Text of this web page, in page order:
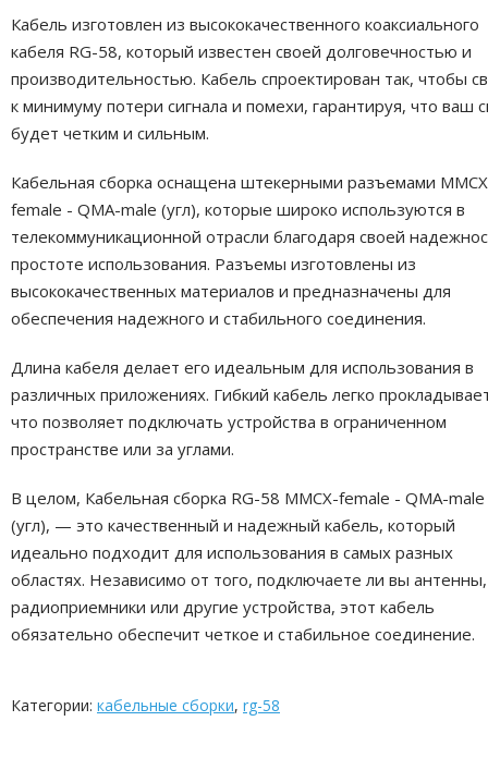
Кабель изготовлен из высококачественного коаксиального
кабеля RG-58, который известен своей долговечностью и
производительностью. Кабель спроектирован так, чтобы
к минимуму потери сигнала и помехи, гарантируя, что ваш
будет четким и сильным.
Кабельная сборка оснащена штекерными разъемами
female - QMA-male (угл), которые широко используются в
телекоммуникационной отрасли благодаря своей
простоте использования. Разъемы изготовлены из
высококачественных материалов и предназначены для
обеспечения надежного и стабильного соединения.
Длина кабеля делает его идеальным для использования в
различных приложениях. Гибкий кабель легко
что позволяет подключать устройства в ограниченном
пространстве или за углами.
В целом, Кабельная сборка RG-58 MMCX-female - QMA-male
(угл), — это качественный и надежный кабель, который
идеально подходит для использования в самых разных
областях. Независимо от того, подключаете ли вы антенны,
радиоприемники или другие устройства, этот кабель
обязательно обеспечит четкое и стабильное соединение.
Категории: кабельные сборки, rg-58